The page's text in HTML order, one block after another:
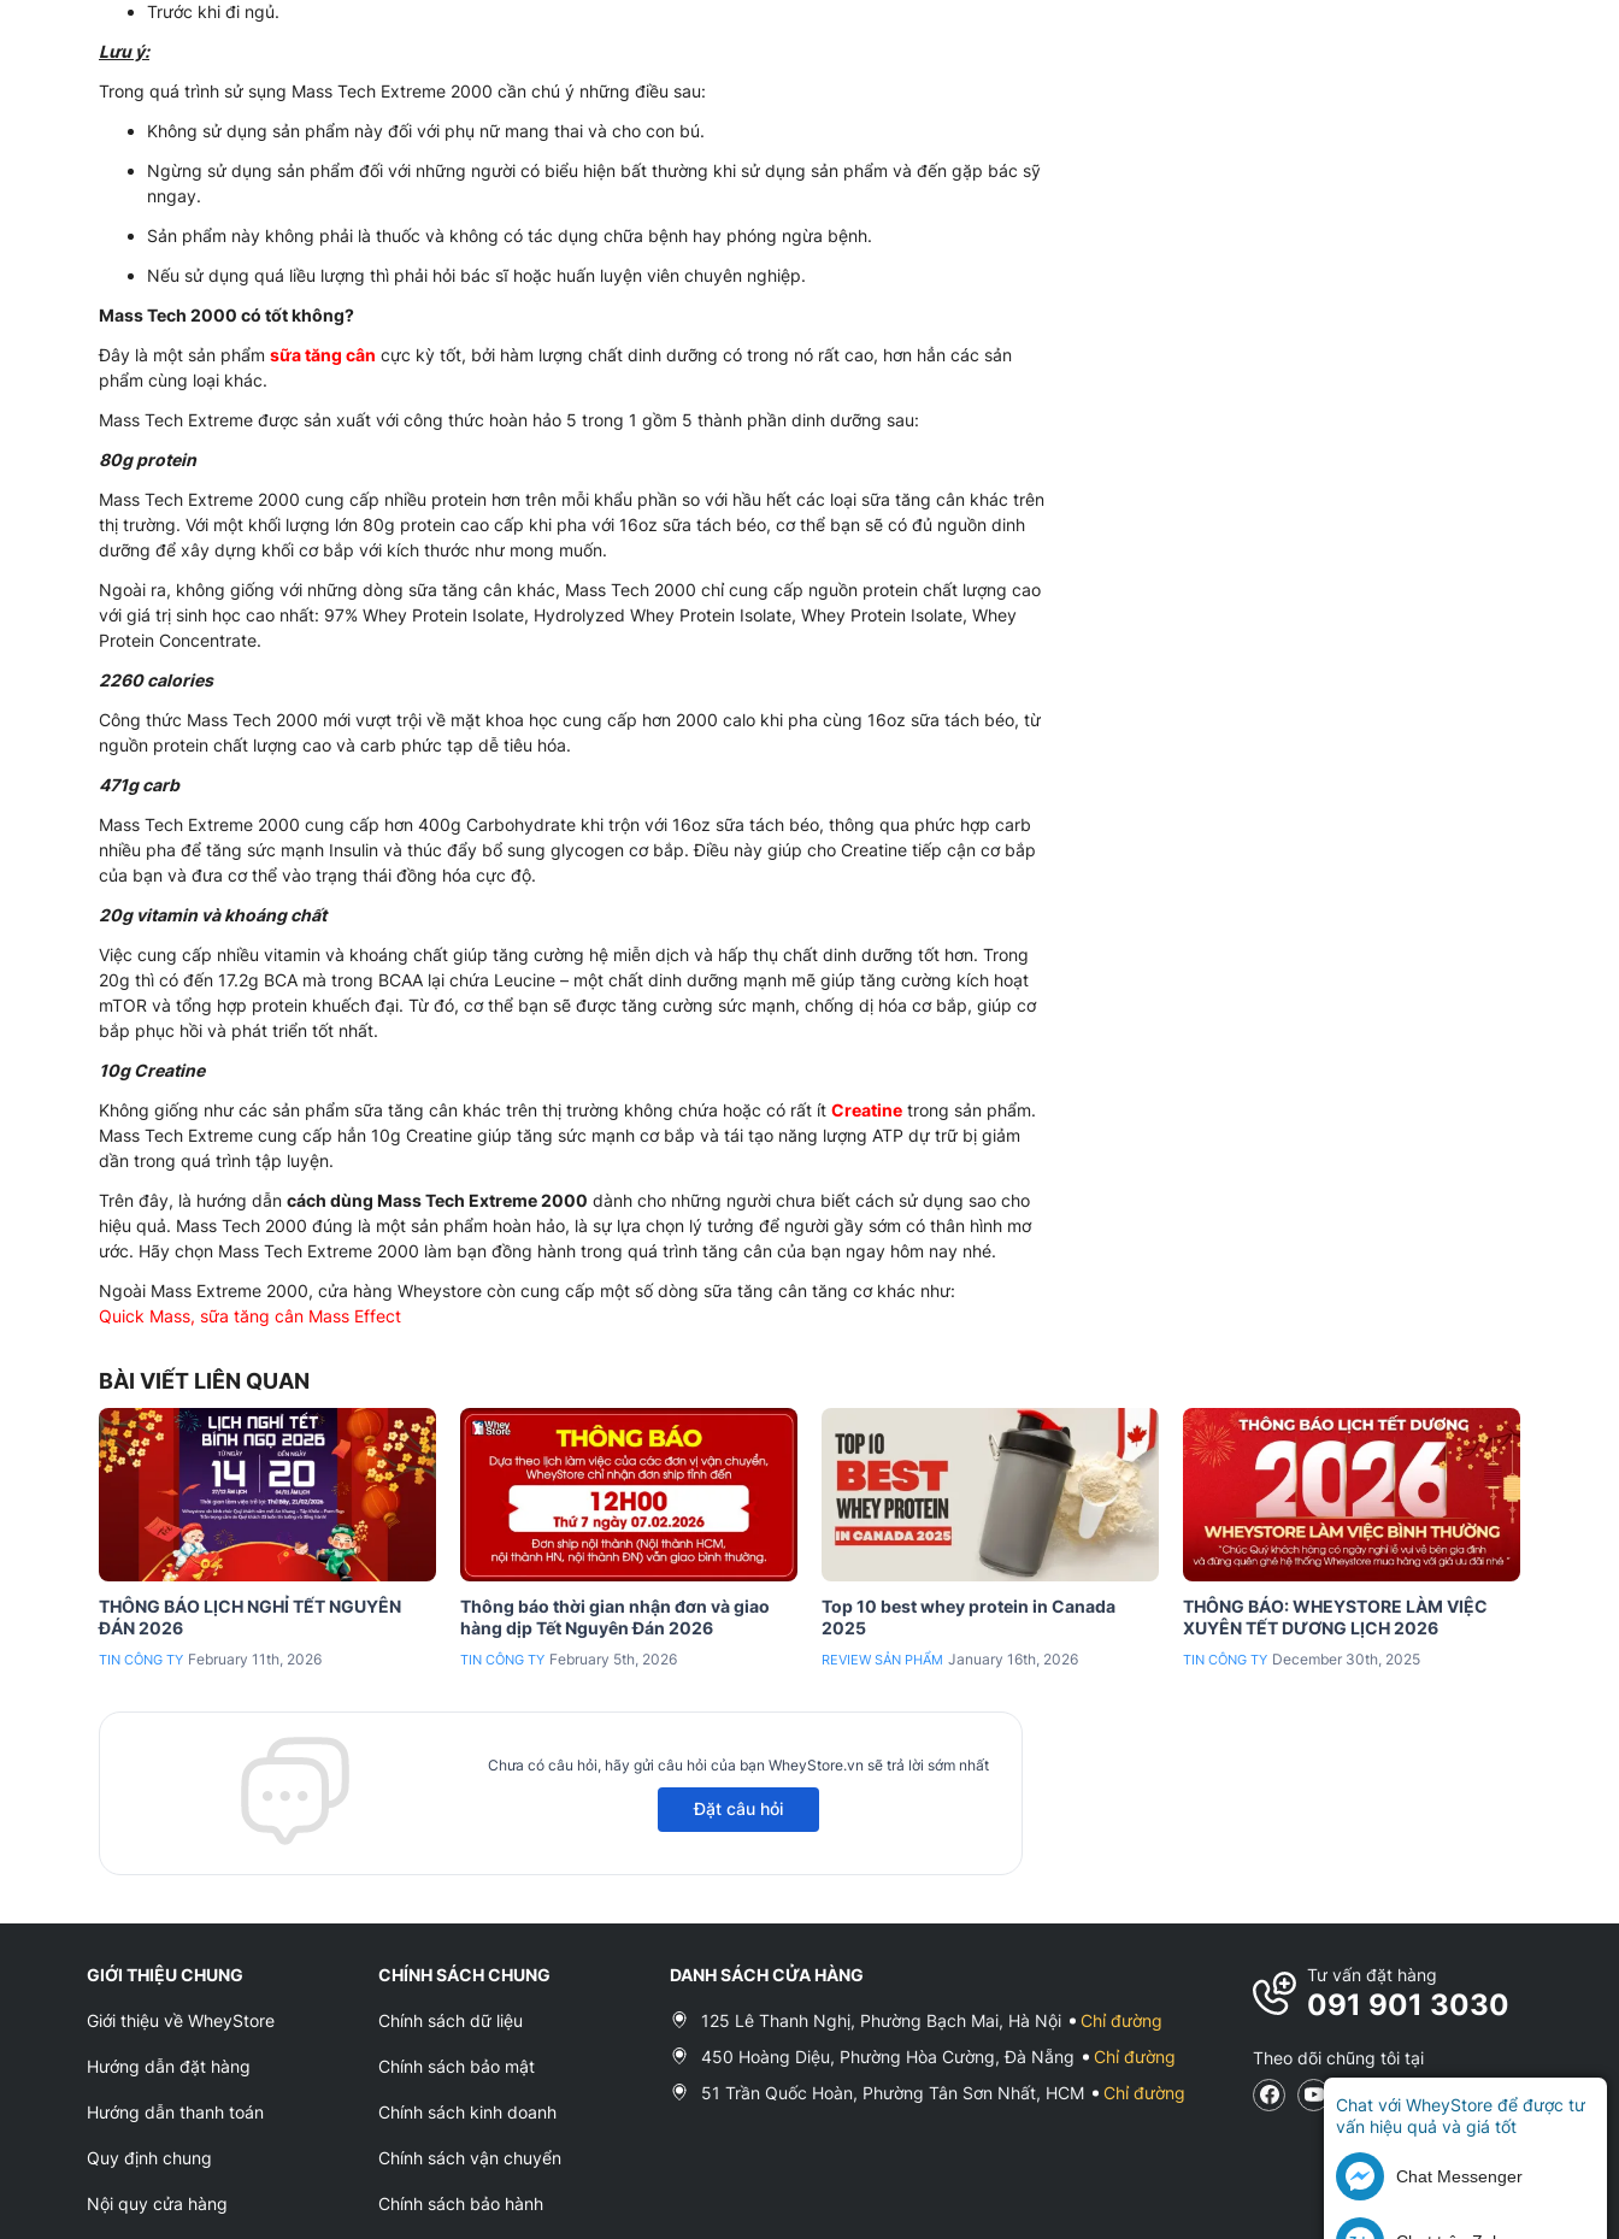
Trước khi đi ngủ.
Lưu ý:
Trong quá trình sử sụng Mass Tech Extreme 2000 cần chú ý những điều sau:
Không sử dụng sản phẩm này đối với phụ nữ mang thai và cho con bú.
Ngừng sử dụng sản phẩm đối với những người có biểu hiện bất thường khi sử dụng sản phẩm và đến gặp bác sỹ
nngay.
Sản phẩm này không phải là thuốc và không có tác dụng chữa bệnh hay phóng ngừa bệnh.
Nếu sử dụng quá liều lượng thì phải hỏi bác sĩ hoặc huấn luyện viên chuyên nghiệp.
Mass Tech 2000 có tốt không?
Đây là một sản phẩm sữa tăng cân cực kỳ tốt, bởi hàm lượng chất dinh dưỡng có trong nó rất cao, hơn hẳn các sản
phẩm cùng loại khác.
Mass Tech Extreme được sản xuất với công thức hoàn hảo 5 trong 1 gồm 5 thành phần dinh dưỡng sau:
80g protein
Mass Tech Extreme 2000 cung cấp nhiều protein hơn trên mỗi khẩu phần so với hầu hết các loại sữa tăng cân khác trên
thị trường. Với một khối lượng lớn 80g protein cao cấp khi pha với 16oz sữa tách béo, cơ thể bạn sẽ có đủ nguồn dinh
dưỡng để xây dựng khối cơ bắp với kích thước như mong muốn.
Ngoài ra, không giống với những dòng sữa tăng cân khác, Mass Tech 2000 chỉ cung cấp nguồn protein chất lượng cao
với giá trị sinh học cao nhất: 97% Whey Protein Isolate, Hydrolyzed Whey Protein Isolate, Whey Protein Isolate, Whey
Protein Concentrate.
2260 calories
Công thức Mass Tech 2000 mới vượt trội về mặt khoa học cung cấp hơn 2000 calo khi pha cùng 16oz sữa tách béo, từ
nguồn protein chất lượng cao và carb phức tạp dễ tiêu hóa.
471g carb
Mass Tech Extreme 2000 cung cấp hơn 400g Carbohydrate khi trộn với 16oz sữa tách béo, thông qua phức hợp carb
nhiều pha để tăng sức mạnh Insulin và thúc đẩy bổ sung glycogen cơ bắp. Điều này giúp cho Creatine tiếp cận cơ bắp
của bạn và đưa cơ thể vào trạng thái đồng hóa cực độ.
20g vitamin và khoáng chất
Việc cung cấp nhiều vitamin và khoáng chất giúp tăng cường hệ miễn dịch và hấp thụ chất dinh dưỡng tốt hơn. Trong
20g thì có đến 17.2g BCA mà trong BCAA lại chứa Leucine – một chất dinh dưỡng mạnh mẽ giúp tăng cường kích hoạt
mTOR và tổng hợp protein khuếch đại. Từ đó, cơ thể bạn sẽ được tăng cường sức mạnh, chống dị hóa cơ bắp, giúp cơ
bắp phục hồi và phát triển tốt nhất.
10g Creatine
Không giống như các sản phẩm sữa tăng cân khác trên thị trường không chứa hoặc có rất ít Creatine trong sản phẩm.
Mass Tech Extreme cung cấp hẳn 10g Creatine giúp tăng sức mạnh cơ bắp và tái tạo năng lượng ATP dự trữ bị giảm
dần trong quá trình tập luyện.
Trên đây, là hướng dẫn cách dùng Mass Tech Extreme 2000 dành cho những người chưa biết cách sử dụng sao cho
hiệu quả. Mass Tech 2000 đúng là một sản phẩm hoàn hảo, là sự lựa chọn lý tưởng để người gầy sớm có thân hình mơ
ước. Hãy chọn Mass Tech Extreme 2000 làm bạn đồng hành trong quá trình tăng cân của bạn ngay hôm nay nhé.
Ngoài Mass Extreme 2000, cửa hàng Wheystore còn cung cấp một số dòng sữa tăng cân tăng cơ khác như:
Quick Mass, sữa tăng cân Mass Effect
BÀI VIẾT LIÊN QUAN
THÔNG BÁO LỊCH NGHỈ TẾT NGUYÊN
ĐÁN 2026
TIN CÔNG TY February 11th, 2026
Thông báo thời gian nhận đơn và giao
hàng dịp Tết Nguyên Đán 2026
TIN CÔNG TY February 5th, 2026
Top 10 best whey protein in Canada
2025
REVIEW SẢN PHẨM January 16th, 2026
THÔNG BÁO: WHEYSTORE LÀM VIỆC
XUYÊN TẾT DƯƠNG LỊCH 2026
TIN CÔNG TY December 30th, 2025
Chưa có câu hỏi, hãy gửi câu hỏi của bạn WheyStore.vn sẽ trả lời sớm nhất
Đặt câu hỏi
GIỚI THIỆU CHUNG
Giới thiệu về WheyStore
Hướng dẫn đặt hàng
Hướng dẫn thanh toán
Quy định chung
Nội quy cửa hàng
CHÍNH SÁCH CHUNG
Chính sách dữ liệu
Chính sách bảo mật
Chính sách kinh doanh
Chính sách vận chuyển
Chính sách bảo hành
DANH SÁCH CỬA HÀNG
125 Lê Thanh Nghị, Phường Bạch Mai, Hà Nội
Chỉ đường
450 Hoàng Diệu, Phường Hòa Cường, Đà Nẵng
Chỉ đường
51 Trần Quốc Hoàn, Phường Tân Sơn Nhất, HCM
Chỉ đường
Tư vấn đặt hàng
091 901 3030
Theo dõi chũng tôi tại
Chat với WheyStore để được tư
vấn hiệu quả và giá tốt
Chat Messenger